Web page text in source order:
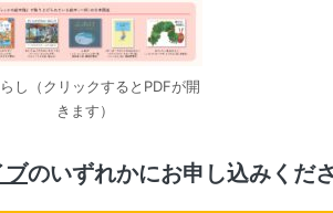
し（クリックするとPDFが開
きます）
のいずれかにお申し込みくだ